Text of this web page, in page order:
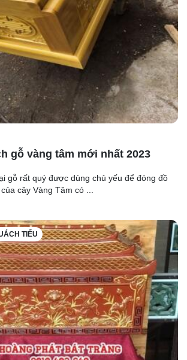
gỗ vàng tâm mới nhất 2023
gỗ rất quý được dùng chủ yếu để đóng đồ
cây Vàng Tâm có ...
TIỂU